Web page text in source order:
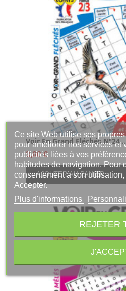
Voir En Grand Fléchés N°24...
Prix
3,00 €
AJOUTER AU PANIER
Ce site Web utilise ses
pour améliorer nos services et
publicités liées à vos
habitudes de navigation. Pour
consentement à son
Accepter.
Plus d'informations
REJETER